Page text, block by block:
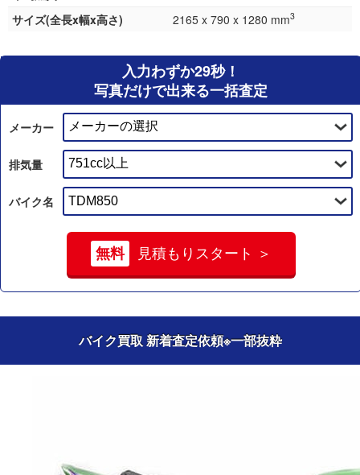
サイズ(全長x幅x高さ)
2165 x 790 x 1280 mm3
入力わずか29秒！
写真だけで出来る一括査定
メーカー
排気量
バイク名
無料 見積もりスタート ＞
バイク買取 新着査定依頼※一部抜粋